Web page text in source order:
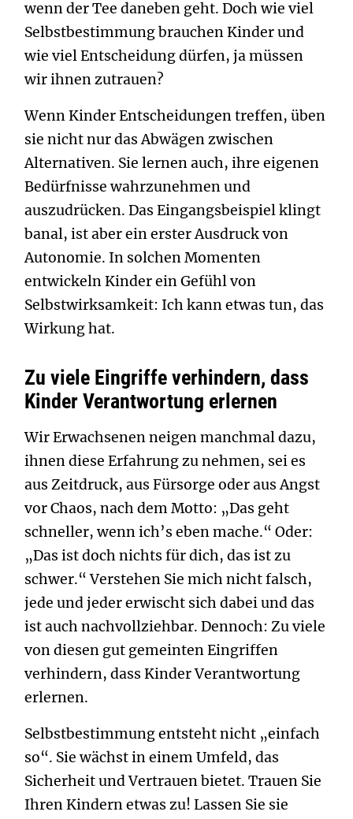
wenn der Tee daneben geht. Doch wie viel
Selbstbestimmung brauchen Kinder und
wie viel Entscheidung dürfen, ja müssen
wir ihnen zutrauen?
Wenn Kinder Entscheidungen treffen, üben
sie nicht nur das Abwägen zwischen
Alternativen. Sie lernen auch, ihre eigenen
Bedürfnisse wahrzunehmen und
auszudrücken. Das Eingangsbeispiel klingt
banal, ist aber ein erster Ausdruck von
Autonomie. In solchen Momenten
entwickeln Kinder ein Gefühl von
Selbstwirksamkeit: Ich kann etwas tun, das
Wirkung hat.
Zu viele Eingriffe verhindern, dass
Kinder Verantwortung erlernen
Wir Erwachsenen neigen manchmal dazu,
ihnen diese Erfahrung zu nehmen, sei es
aus Zeitdruck, aus Fürsorge oder aus Angst
vor Chaos, nach dem Motto: „Das geht
schneller, wenn ich’s eben mache.“ Oder:
„Das ist doch nichts für dich, das ist zu
schwer.“ Verstehen Sie mich nicht falsch,
jede und jeder erwischt sich dabei und das
ist auch nachvollziehbar. Dennoch: Zu viele
von diesen gut gemeinten Eingriffen
verhindern, dass Kinder Verantwortung
erlernen.
Selbstbestimmung entsteht nicht „einfach
so“. Sie wächst in einem Umfeld, das
Sicherheit und Vertrauen bietet. Trauen Sie
Ihren Kindern etwas zu! Lassen Sie sie